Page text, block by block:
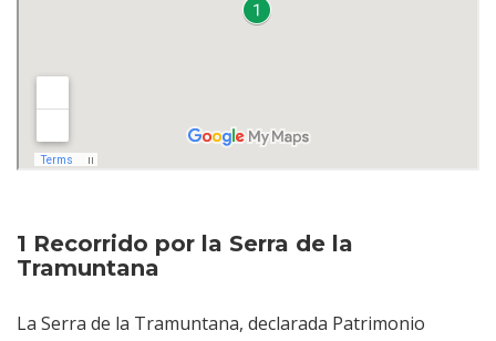
1 Recorrido por la Serra de la
Tramuntana
La Serra de la Tramuntana, declarada Patrimonio